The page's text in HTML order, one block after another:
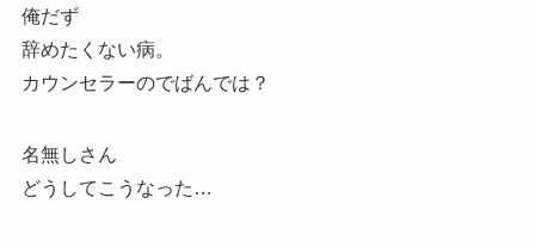
俺だず
辞めたくない病。
カウンセラーのでばんでは？
名無しさん
どうしてこうなった…